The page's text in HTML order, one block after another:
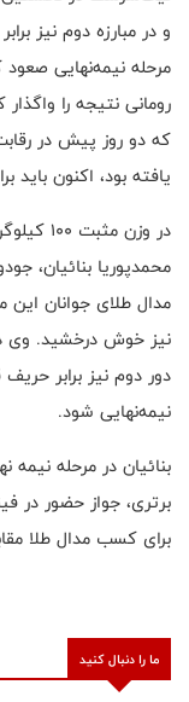
و در مبارزه دوم نیز
مرحله نیمه‌نهایی
رومانی نتیجه را
که دو روز پیش در
یافته بود، اکنون باید
مدال طلای جوانان این
نیز خوش درخشید. وی
دور دوم نیز برابر
نیمه‌نهایی شود.
بنائیان در مرحله
برای کسب مدال طلا
ما را دنبال کنید